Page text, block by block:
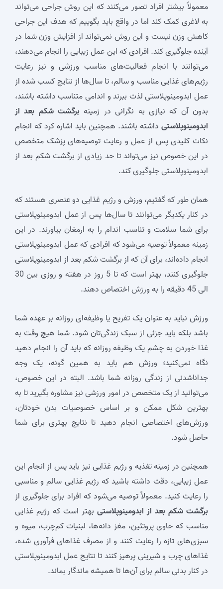
معمولاً بیشتر افراد تصور می‌کنند که این روش جراحی می‌تواند
به لاغری کمک کند اما در واقع باید بگوییم که هدف این جراحی
کاهش وزن نیست و این روش نمی‌تواند از افزایش وزن شما در
آینده جلوگیری کند. افرادی که این عمل زیبایی را انجام می‌دهند،
می‌توانند با انجام فعالیت‌های مناسب ورزشی و نیز رعایت
رژیم‌های غذایی مناسب و سالم، تا سال‌ها از نتایج کسب شده از
عمل ابدومینوپلاستی لذت ببرند و اندامی متناسب داشته باشند،
بدون آن که نیازی به نگرانی در زمینه برگشت شکم بعد از
ابدومینوپلاستی داشته باشند. همچنین باید اشاره کرد که انجام
نکات کلیدی پس از عمل و رعایت توصیه‌های پزشک متخصص
در این خصوص نیز می‌تواند تا حد زیادی از برگشت شکم بعد از
ابدومینوپلاستی جلوگیری کند.
همان طور که گفتیم، ورزش و رژیم غذایی دو عنصری هستند که
در کنار یکدیگر می‌توانند تا سال‌ها پس از عمل ابدومینوپلاستی
برای شما سلامت و تناسب اندام را به ارمغان بیاورند. در این
زمینه معمولاً توصیه می‌شود که افرادی که عمل ابدومینوپلاستی
انجام داده‌اند، برای آن که از برگشت شکم بعد از ابدومینوپلاستی
جلوگیری کنند، بهتر است که تا 5 روز در هفته و روزی بین 30
الی 45 دقیقه را به ورزش اختصاص دهند.
ورزش نباید به عنوان یک تفریح یا وظیفه‌ای روزانه بر عهده شما
باشد بلکه باید جزئی از سبک زندگی‌تان شود. شما هیچ وقت به
غذا خوردن به چشم یک وظیفه روزانه که باید آن را انجام دهید
نگاه نمی‌کنید؛ ورزش هم باید به همین گونه، یک وجه
جداناشدنی از زندگی روزانه شما باشد. البته در این خصوص،
می‌توانید از یک متخصص در امور ورزشی نیز مشاوره بگیرید تا به
بهترین شکل ممکن و بر اساس خصوصیات بدن خودتان،
ورزش‌های اختصاصی انجام دهید تا نتایج بهتری برای شما
حاصل شود.
همچنین در زمینه تغذیه و رژیم غذایی نیز باید پس از انجام این
عمل زیبایی، دقت داشته باشید که رژیم غذایی سالم و مناسبی
را رعایت کنید. معمولاً توصیه می‌شود که افراد برای جلوگیری از
برگشت شکم بعد از ابدومینوپلاستی بهتر است که رژیم غذایی
مناسب که حاوی پروتئین، مغز دانه‌ها، لبنیات کم‌چرب، میوه و
سبزی‌های تازه را رعایت کنند و از مصرف غذاهای فرآوری شده،
غذاهای چرب و شیرینی پرهیز کنند تا نتایج عمل ابدومینوپلاستی
در کنار بدنی سالم برای آن‌ها تا همیشه ماندگار بماند.